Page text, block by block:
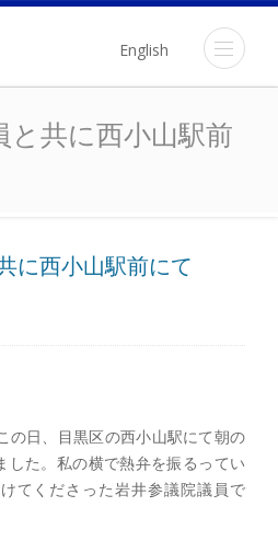
English
議員と共に
と共に西小山駅前
共に西小山駅前にて
の日、目黒区の西小山駅にて朝の
した。私の横で熱弁を振るってい
てくださった岩井参議院議員で